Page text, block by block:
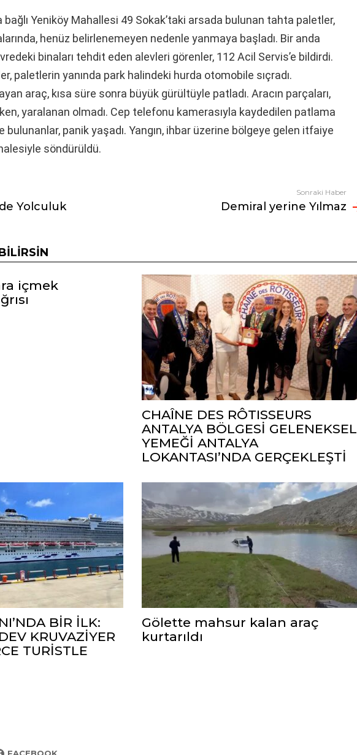
bağlı Yeniköy Mahallesi 49 Sokak’taki arsada bulunan tahta paletler,
henüz belirlenemeyen nedenle yanmaya başladı. Bir anda
binaları tehdit eden alevleri görenler, 112 Acil Servis’e bildirdi.
paletlerin yanında park halindeki hurda otomobile sıçradı.
araç, kısa süre sonra büyük gürültüyle patladı. Aracın parçaları,
yaralanan olmadı. Cep telefonu kamerasıyla kaydedilen patlama
bulunanlar, panik yaşadı. Yangın, ihbar üzerine bölgeye gelen itfaiye
söndürüldü.
Yolculuk
Sonraki Haber
Demiral yerine Yılmaz
içmek
CHAÎNE DES RÔTISSEURS
ANTALYA BÖLGESİ GELENEKSEL
YEMEĞİ ANTALYA
LOKANTASI’NDA GERÇEKLEŞTİ
BİR İLK:
KRUVAZİYER
TURİSTLE
Gölette mahsur kalan araç
kurtarıldı